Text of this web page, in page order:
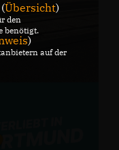
Übersicht)
den
benötigt.
)
auf der